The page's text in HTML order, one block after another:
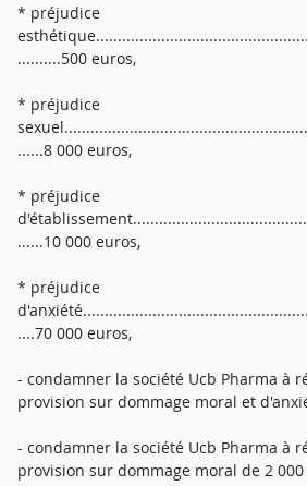
* préjudice
..........500 euros,
* préjudice
......8 000 euros,
* préjudice
......10 000 euros,
* préjudice
....70 000 euros,
- condamner la société Ucb Pharma à
provision sur dommage moral et
- condamner la société Ucb Pharma à
provision sur dommage moral de 2 000